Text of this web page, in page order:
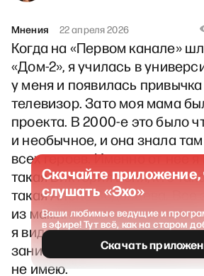
Мнения 22 апреля 2026
Когда на «Первом канале»
«Дом-2», я училась в
у меня и появилась
телевизор. Зато моя мама
проекта. В 2000-е это было
и необычное, и она знала
всех героев. Именно от нее я
такая Виктория Боня, кто
такая Алена Водонаева. Все
из маминых рассказов.
я видела, как они выглядят,
занимались внутри «Дома-2»,
не имею.
Скачайте
слушать «Эхо»
Ваши любимые ведущие и
в эфире! Тут всё, как на старом
Скачать